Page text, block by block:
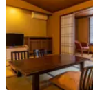
信州プレ
作会席料理